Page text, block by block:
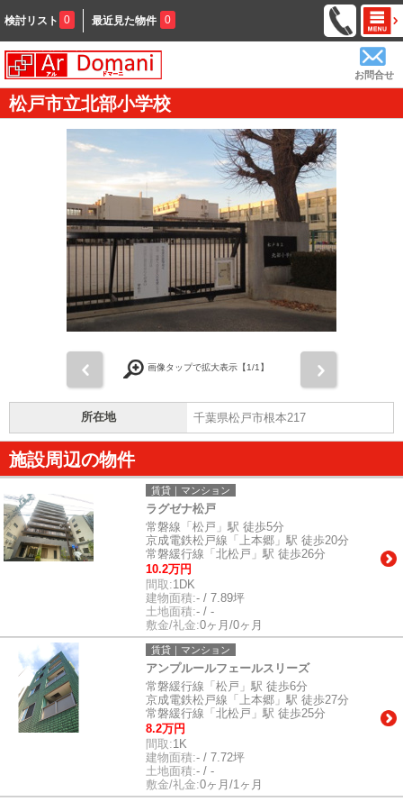
検討リスト 0 最近見た物件 0
お問合せ
松戸市立北部小学校
画像タップで拡大表示【1/1】
所在地 千葉県松戸市根本217
施設周辺の物件
賃貸｜マンション
ラグゼナ松戸
常磐線「松戸」駅 徒歩5分
京成電鉄松戸線「上本郷」駅 徒歩20分
常磐緩行線「北松戸」駅 徒歩26分
10.2万円
間取:1DK
建物面積:- / 7.89坪
土地面積:- / -
敷金/礼金:0ヶ月/0ヶ月
賃貸｜マンション
アンプルールフェールスリーズ
常磐緩行線「松戸」駅 徒歩6分
京成電鉄松戸線「上本郷」駅 徒歩27分
常磐緩行線「北松戸」駅 徒歩25分
8.2万円
間取:1K
建物面積:- / 7.72坪
土地面積:- / -
敷金/礼金:0ヶ月/1ヶ月